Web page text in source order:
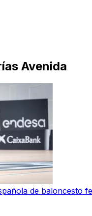
Avenida
de baloncesto